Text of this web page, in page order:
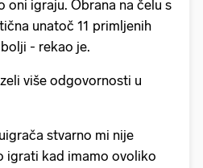
oni igraju. Obrana na čelu s
unatoč 11 primljenih
- rekao je.
više odgovornosti u
stvarno mi nije
igrati kad imamo ovoliko